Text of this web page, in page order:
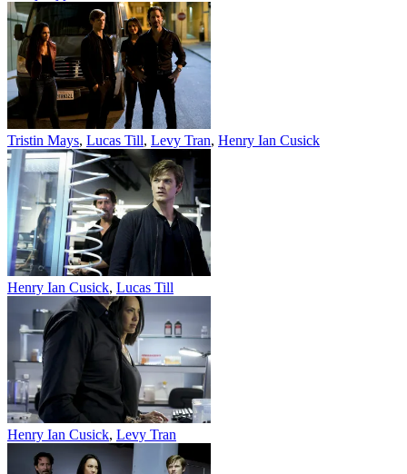
Tristin Mays, Lucas Till, Levy Tran, Henry Ian Cusick
Henry Ian Cusick, Lucas Till
Henry Ian Cusick, Levy Tran